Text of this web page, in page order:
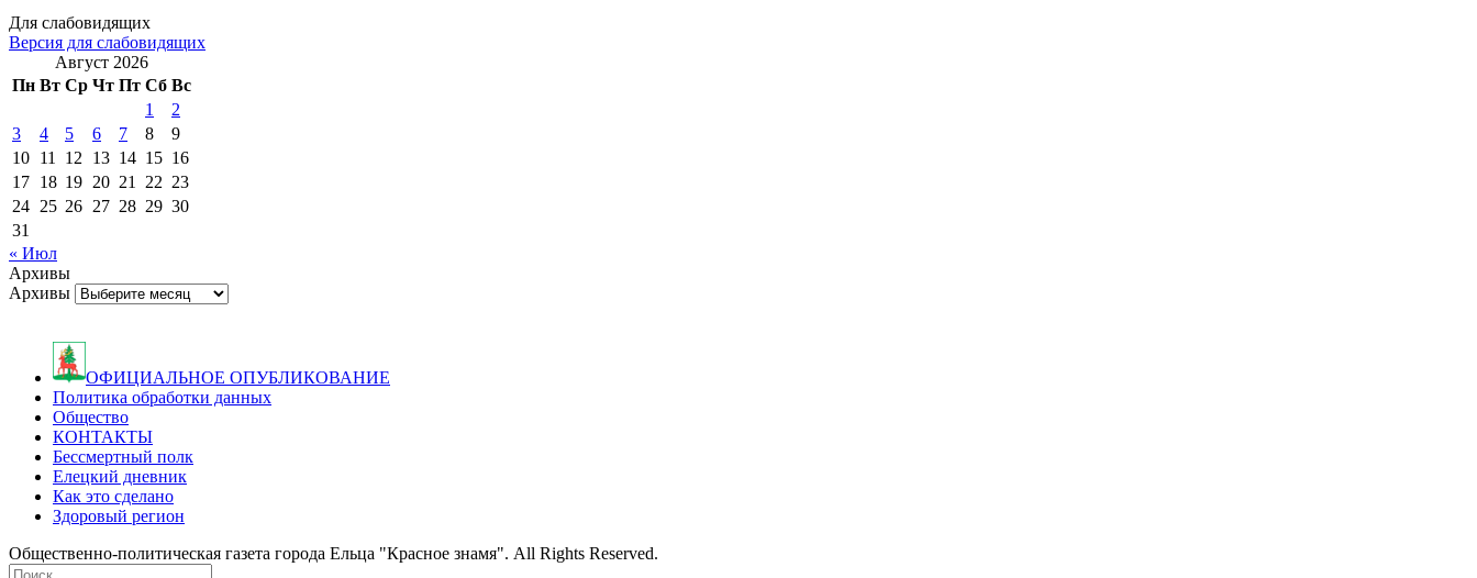
Для слабовидящих
Версия для слабовидящих
Август 2026
Пн Вт Ср Чт Пт Сб Вс
1
2
3
4 5 6 7 8
9
10 11 12 13 14 15 16
17 18 19 20 21 22 23
24 25 26 27 28 29 30
31
« Июл
Архивы
Архивы
ОФИЦИАЛЬНОЕ ОПУБЛИКОВАНИЕ
Политика обработки данных
Общество
КОНТАКТЫ
Бессмертный полк
Елецкий дневник
Как это сделано
Здоровый регион
Общественно-политическая газета города Ельца "Красное знамя". All Rights Reserved.